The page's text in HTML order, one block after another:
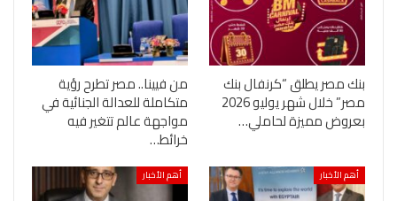
بنك مصر يطلق “كرنفال بنك
مصر” خلال شهر يوليو 2026
بعروض مميزة لحاملي…
من فيينا.. مصر تطرح رؤية
متكاملة للعدالة الجنائية في
مواجهة عالم تتغير فيه
خرائط…
أهم الأخبار أهم الأخبار